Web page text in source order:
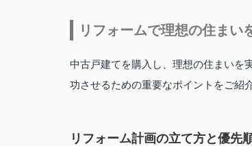
リフォームで理想の住まい
中古戸建てを購入し、理想の住まいを
功させるための重要なポイントをご紹
リフォーム計画の立て方と優先